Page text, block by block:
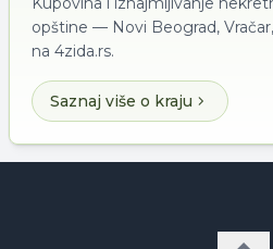
opštine — Novi Beograd,
na 4zida.rs.
Saznaj više o kraju